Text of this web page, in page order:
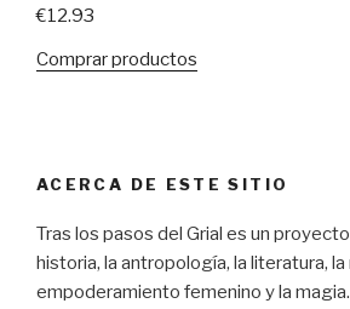
€12.93
Comprar productos
ACERCA DE ESTE SITIO
Tras los pasos del Grial es un
historia, la antropología, la literatura, la
empoderamiento femenino y la magia.